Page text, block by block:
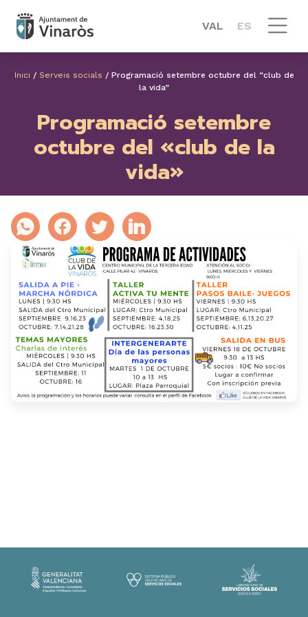
VAL ES
Inici / Serveis socials / Programació setembre octubre del “club de
la vida”
Programació setembre
octubre del «club de la
vida»